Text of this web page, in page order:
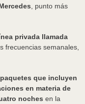
, punto más
privada llamada
frecuencias semanales,
que incluyen
en materia de
noches en la